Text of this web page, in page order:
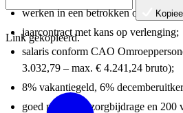
werken in een betrokken organisatie
jaarcontract met kans op verlenging;
salaris conform CAO
3.032,79 – max. € 4.241,24 bruto);
8% vakantiegeld, 6%
goed pensioen, zorgbijdrage en 200
Link gekopieerd.